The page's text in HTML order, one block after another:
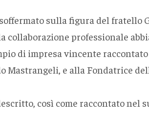
soffermato sulla figura del
collaborazione professionale
di impresa vincente
Mastrangeli, e alla Fondatrice
così come raccontato